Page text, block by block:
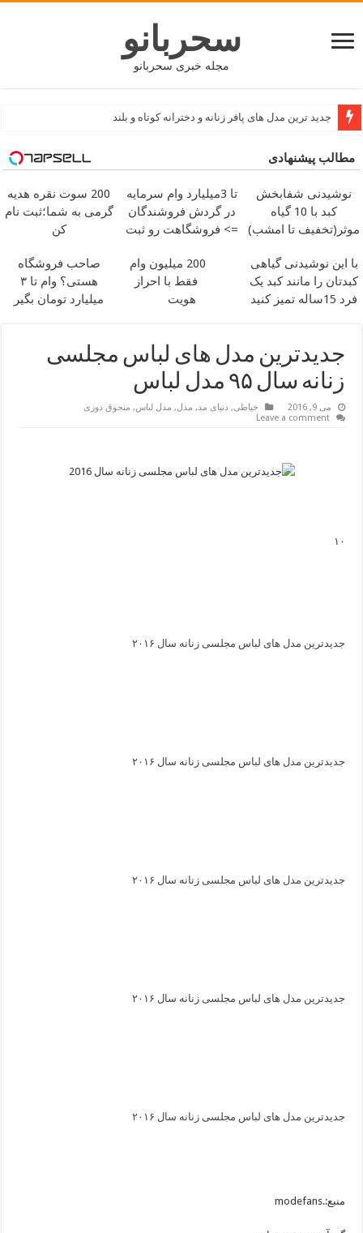
سحربانو
مجله خبری سحربانو
جدید ترین مدل های پافر زنانه و دخترانه کوتاه و بلند
مطالب پیشنهادی
نوشیدنی شفابخش
کبد با 10 گیاه
موثر(تخفیف تا امشب)
تا 3میلیارد وام سرمایه
در گردش فروشندگان
=> فروشگاهت رو ثبت
200 سوت نقره هدیه
گرمی به شما؛ثبت نام
کن
با این نوشیدنی گیاهی
کبدتان را مانند کبد یک
فرد 15ساله تمیز کنید
200 میلیون وام
فقط با احراز
هویت
صاحب فروشگاه
هستی؟ وام تا ۳
میلیارد تومان بگیر
جدیدترین مدل های لباس مجلسی
زنانه سال ۹۵ مدل لباس
می 9, 2016 خیاطی, دنیای مد, مدل, مدل لباس, منجوق دوزی
Leave a comment
۱ ۰
جدیدترین مدل های لباس مجلسی زنانه سال ۲۰۱۶
جدیدترین مدل های لباس مجلسی زنانه سال ۲۰۱۶
جدیدترین مدل های لباس مجلسی زنانه سال ۲۰۱۶
جدیدترین مدل های لباس مجلسی زنانه سال ۲۰۱۶
جدیدترین مدل های لباس مجلسی زنانه سال ۲۰۱۶
منبع:.modefans